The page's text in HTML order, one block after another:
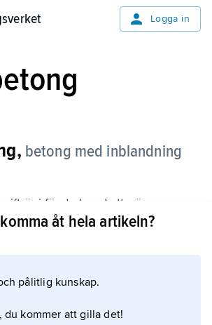
Logga in
betong med inblandning
är i första hand att göra
dvs. få den att hålla ihop
fibermaterialen är stål, glas och
längd av ca 20–50
åt hela artikeln?
pålitlig kunskap.
du kommer att gilla det!